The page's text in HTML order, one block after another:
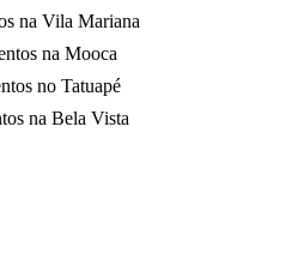
na Vila Mariana
na Mooca
no Tatuapé
na Bela Vista